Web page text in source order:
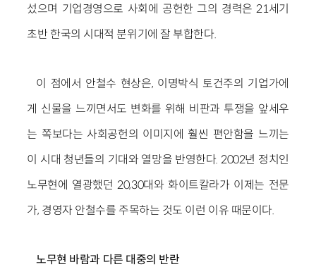
섰으며 기업경영으로 사회에 공헌한 그의 경력은 21세기
초반 한국의 시대적 분위기에 잘 부합한다.
이 점에서 안철수 현상은, 이명박식 토건주의 기업가에
게 신물을 느끼면서도 변화를 위해 비판과 투쟁을 앞세우
는 쪽보다는 사회공헌의 이미지에 훨씬 편안함을 느끼는
이 시대 청년들의 기대와 열망을 반영한다. 2002년 정치인
노무현에 열광했던 20,30대와 화이트칼라가 이제는 전문
가, 경영자 안철수를 주목하는 것도 이런 이유 때문이다.
노무현 바람과 다른 대중의 반란